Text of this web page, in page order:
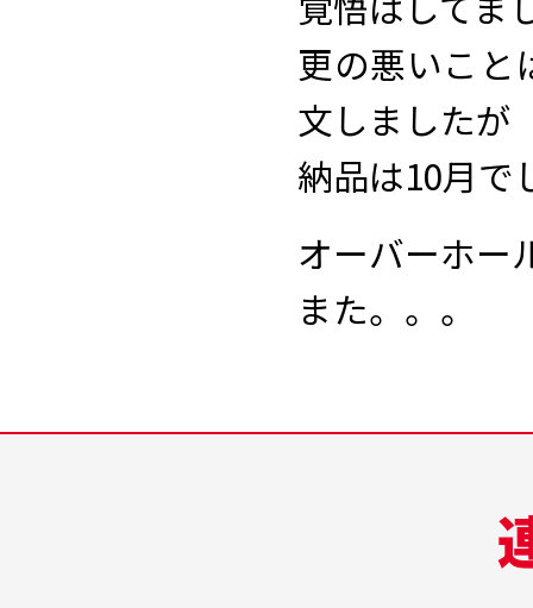
更の悪いこと
文しましたが
納品は10月で
オーバーホー
また。。。